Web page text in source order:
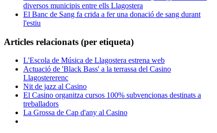
diversos municipis entre ells Llagostera
El Banc de Sang fa crida a fer una donació de sang durant
l'estiu
Articles relacionats (per etiqueta)
L'Escola de Música de Llagostera estrena web
Actuació de 'Black Bass' a la terrassa del Casino
Llagostererenc
Nit de jazz al Casino
El Casino organitza cursos 100% subvencionas destinats a
treballadors
La Grossa de Cap d'any al Casino